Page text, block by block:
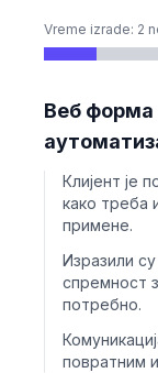
Vreme izrade: 2
Веб форма
Клијент је
како треба
примене.
Изразили
спремност
потребно.
повратним